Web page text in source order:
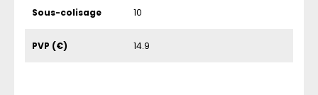
Sous-colisage 10
PVP (€) 14.9